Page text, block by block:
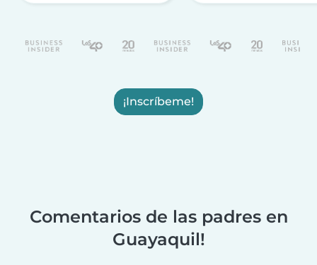
¡Inscríbeme!
Comentarios de las padres en
Guayaquil!